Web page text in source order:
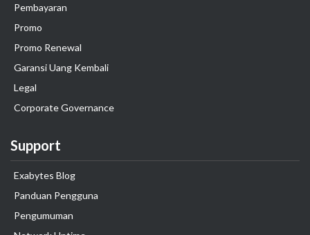
Pembayaran
Promo
Promo Renewal
Garansi Uang Kembali
Legal
Corporate Governance
Support
Exabytes Blog
Panduan Pengguna
Pengumuman